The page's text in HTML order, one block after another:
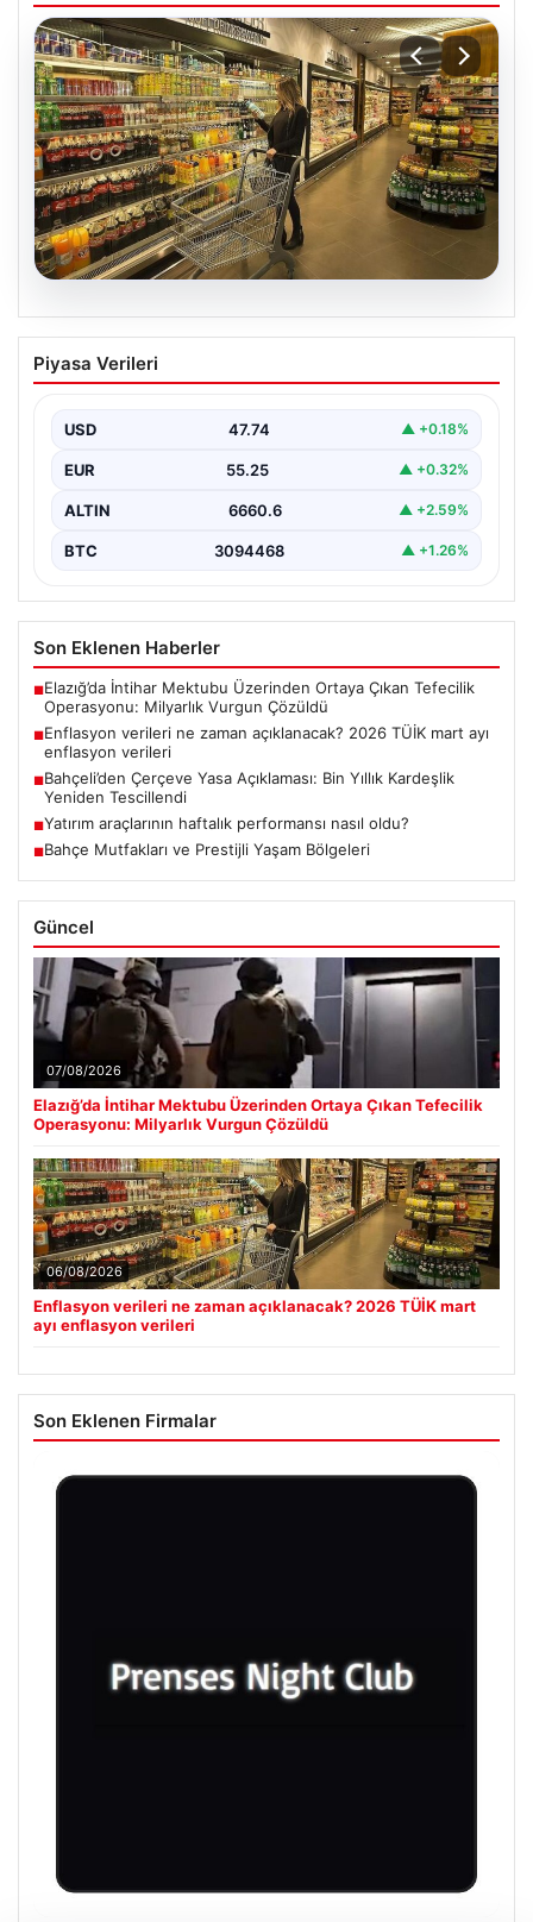
Enflasyon verileri ne zaman
açıklanacak? 2026 TÜİK mart ayı
{“title”: “Enflasyon Verilerinin Açıklanma Zamanı ve
Türkiye…
Piyasa Verileri
USD 47.74 ▲ +0.18%
EUR 55.25 ▲ +0.32%
ALTIN 6660.6 ▲ +2.59%
BTC 3094468 ▲ +1.26%
Son Eklenen Haberler
■Elazığ’da İntihar Mektubu Üzerinden Ortaya Çıkan Tefecilik
Operasyonu: Milyarlık Vurgun Çözüldü
■Enflasyon verileri ne zaman açıklanacak? 2026 TÜİK mart ayı
enflasyon verileri
■Bahçeli’den Çerçeve Yasa Açıklaması: Bin Yıllık Kardeşlik
Yeniden Tescillendi
■Yatırım araçlarının haftalık performansı nasıl oldu?
■Bahçe Mutfakları ve Prestijli Yaşam Bölgeleri
Güncel
07/08/2026
Elazığ’da İntihar Mektubu Üzerinden Ortaya Çıkan Tefecilik
Operasyonu: Milyarlık Vurgun Çözüldü
06/08/2026
Enflasyon verileri ne zaman açıklanacak? 2026 TÜİK mart
ayı enflasyon verileri
Son Eklenen Firmalar